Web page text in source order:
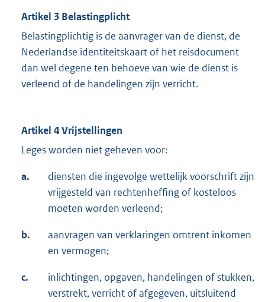
Artikel 3 Belastingplicht
Belastingplichtig is de aanvrager van de dienst, de
Nederlandse identiteitskaart of het reisdocument
dan wel degene ten behoeve van wie de dienst is
verleend of de handelingen zijn verricht.
Artikel 4 Vrijstellingen
Leges worden niet geheven voor:
a.
diensten die ingevolge wettelijk voorschrift zijn
vrijgesteld van rechtenheffing of kosteloos
moeten worden verleend;
b.
aanvragen van verklaringen omtrent inkomen
en vermogen;
c.
inlichtingen, opgaven, handelingen of stukken,
verstrekt, verricht of afgegeven, uitsluitend